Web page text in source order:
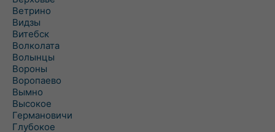
Ветрино
Видзы
Витебск
Волколата
Волынцы
Вороны
Воропаево
Вымно
Высокое
Германовичи
Глубокое